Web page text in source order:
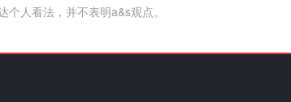
人看法，并不表明a&s观点。